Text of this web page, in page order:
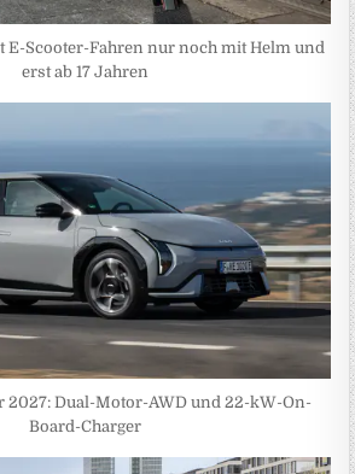
E-Scooter-Fahren nur noch mit Helm und
erst ab 17 Jahren
2027: Dual-Motor-AWD und 22-kW-On-
Board-Charger